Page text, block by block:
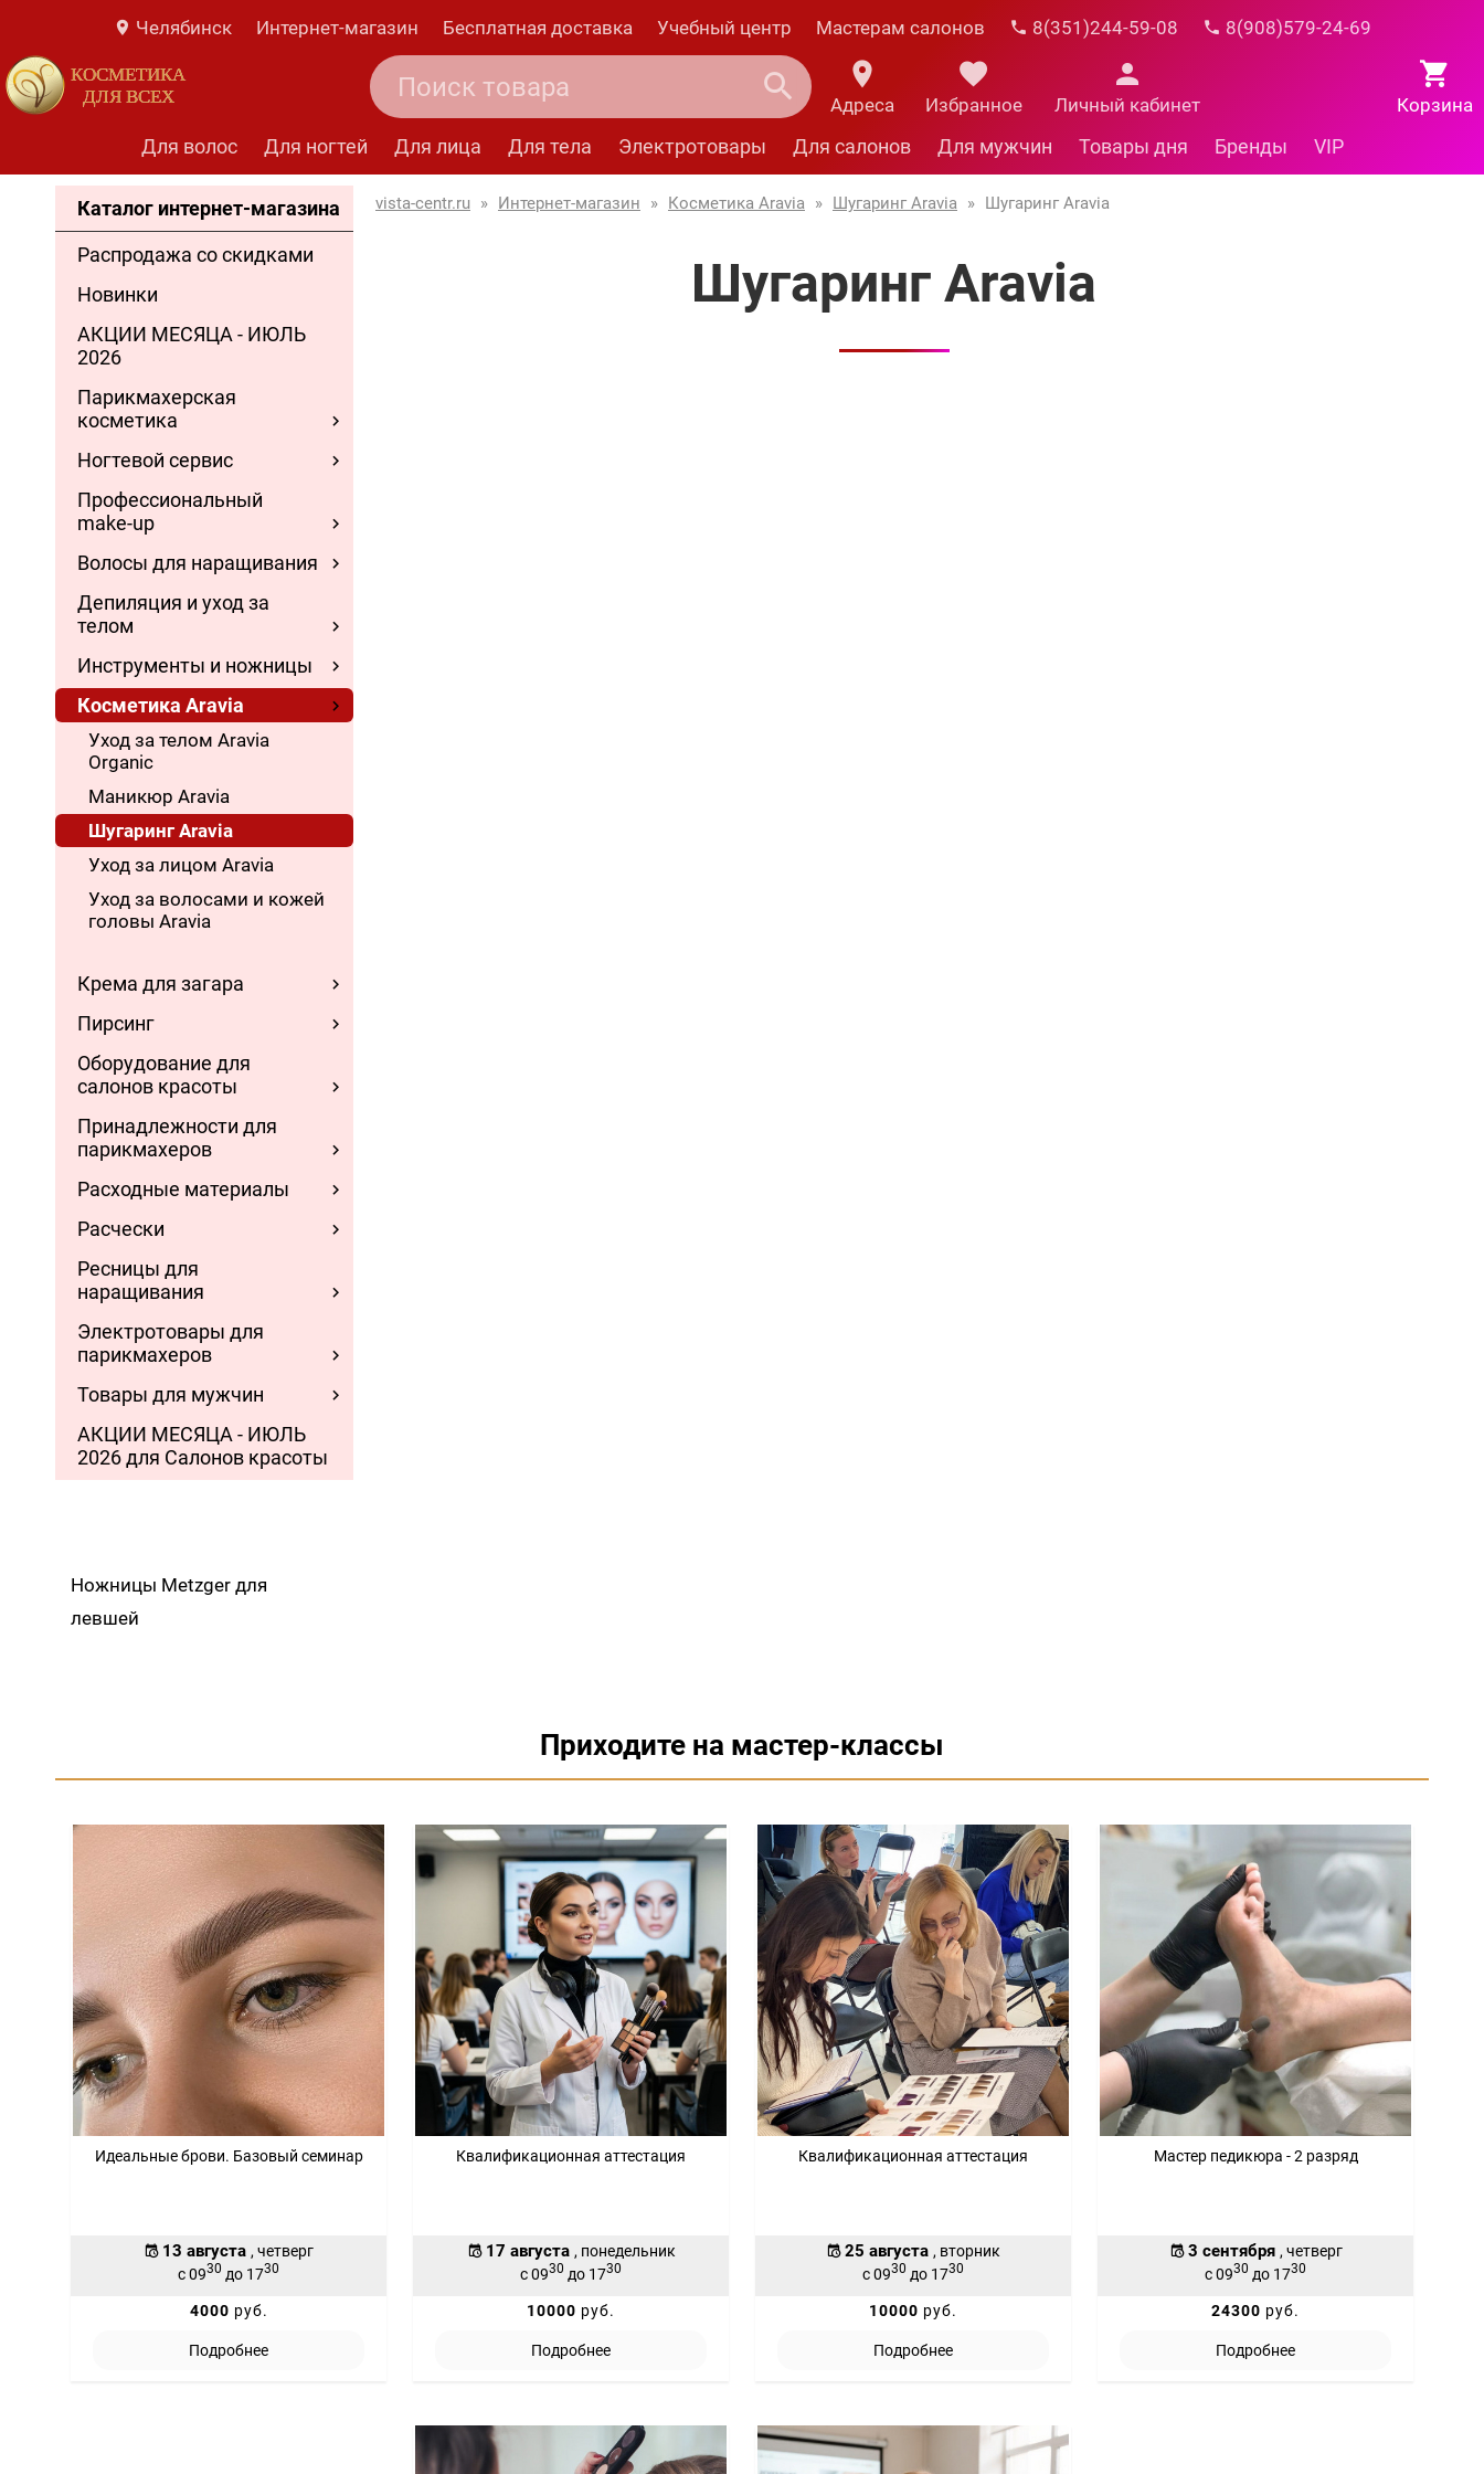
Челябинск Интернет-магазин Бесплатная доставка Учебный центр Мастерам салонов 8(351)244-59-08 8(908)579-24-69
КОСМЕТИКА
ДЛЯ ВСЕХ
Корзина
Адреса Избранное Личный кабинет
Для волос Для ногтей Для лица Для тела Электротовары Для салонов Для мужчин Товары дня Бренды VIP
Каталог интернет-магазина
Распродажа со скидками
Новинки
АКЦИИ МЕСЯЦА - ИЮЛЬ
2026
Парикмахерская
косметика
Ногтевой сервис
Профессиональный
make-up
Волосы для наращивания
Депиляция и уход за
телом
Инструменты и ножницы
Косметика Aravia
Уход за телом Aravia
Organic
Маникюр Aravia
Шугаринг Aravia
Уход за лицом Aravia
Уход за волосами и кожей
головы Aravia
Крема для загара
Пирсинг
Оборудование для
салонов красоты
Принадлежности для
парикмахеров
Расходные материалы
Расчески
Ресницы для
наращивания
Электротовары для
парикмахеров
Товары для мужчин
АКЦИИ МЕСЯЦА - ИЮЛЬ
2026 для Салонов красоты
Ножницы Metzger для
левшей
vista-centr.ru » Интернет-магазин » Косметика Aravia » Шугаринг Aravia » Шугаринг Aravia
Шугаринг Aravia
Приходите на мастер-классы
Идеальные брови. Базовый семинар
13 августа , четверг
с 0930 до 1730
4000 руб.
Подробнее
Квалификационная аттестация
17 августа , понедельник
с 0930 до 1730
10000 руб.
Подробнее
Квалификационная аттестация
25 августа , вторник
с 0930 до 1730
10000 руб.
Подробнее
Мастер педикюра - 2 разряд
3 сентября , четверг
с 0930 до 1730
24300 руб.
Подробнее